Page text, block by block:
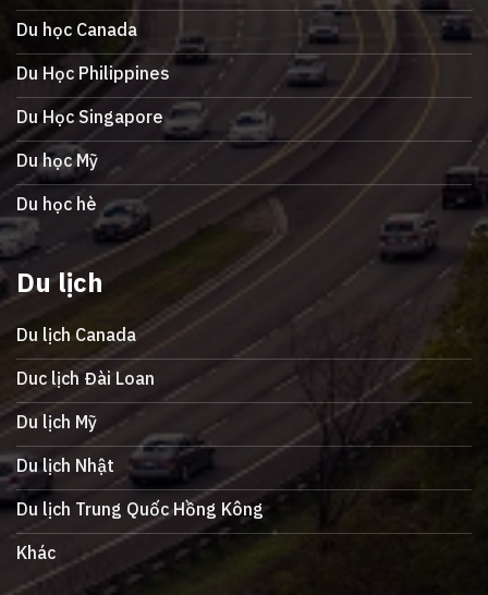
Du học Canada
Du Học Philippines
Du Học Singapore
Du học Mỹ
Du học hè
Du lịch
Du lịch Canada
Duc lịch Đài Loan
Du lịch Mỹ
Du lịch Nhật
Du lịch Trung Quốc Hồng Kông
Khác